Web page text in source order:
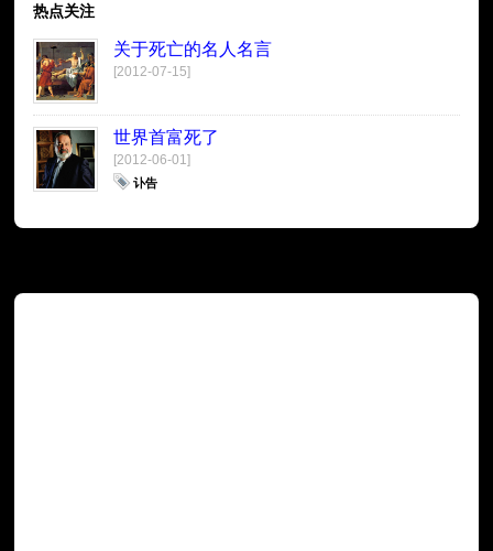
热点关注
关于死亡的名人名言
[2012-07-15]
世界首富死了
[2012-06-01]
讣告